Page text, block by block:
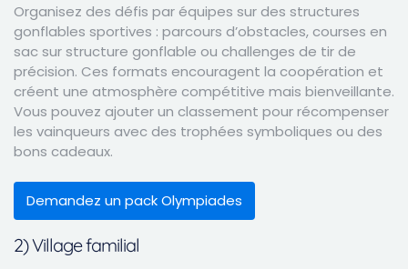
Organisez des défis par équipes sur des structures
gonflables sportives : parcours d’obstacles, courses en
sac sur structure gonflable ou challenges de tir de
précision. Ces formats encouragent la coopération et
créent une atmosphère compétitive mais bienveillante.
Vous pouvez ajouter un classement pour récompenser
les vainqueurs avec des trophées symboliques ou des
bons cadeaux.
Demandez un pack Olympiades
2) Village familial